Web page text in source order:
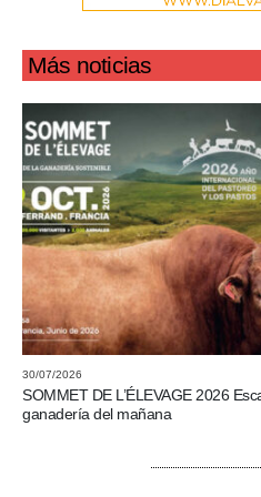
Más noticias
30/07/2026
SOMMET DE L’ÉLEVAGE 2026
ganadería del mañana